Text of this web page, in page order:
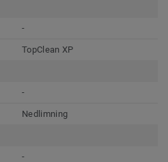
-
TopClean XP
-
Nedlimning
-